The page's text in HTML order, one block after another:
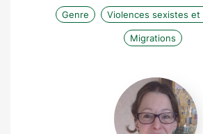
Genre Violences sexistes et
Migrations
Delphine
Dutard